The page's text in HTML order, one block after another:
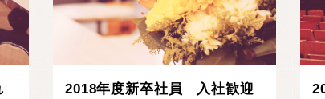
2018年度新卒社員 入社歓迎